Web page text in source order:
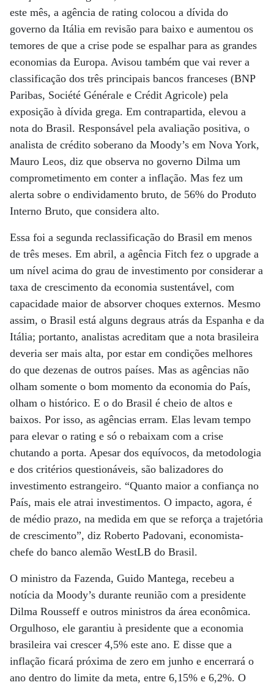
este mês, a agência de rating colocou a dívida do
governo da Itália em revisão para baixo e aumentou os
temores de que a crise pode se espalhar para as grandes
economias da Europa. Avisou também que vai rever a
classificação dos três principais bancos franceses (BNP
Paribas, Société Générale e Crédit Agricole) pela
exposição à dívida grega. Em contrapartida, elevou a
nota do Brasil. Responsável pela avaliação positiva, o
analista de crédito soberano da Moody’s em Nova York,
Mauro Leos, diz que observa no governo Dilma um
comprometimento em conter a inflação. Mas fez um
alerta sobre o endividamento bruto, de 56% do Produto
Interno Bruto, que considera alto.
Essa foi a segunda reclassificação do Brasil em menos
de três meses. Em abril, a agência Fitch fez o upgrade a
um nível acima do grau de investimento por considerar a
taxa de crescimento da economia sustentável, com
capacidade maior de absorver choques externos. Mesmo
assim, o Brasil está alguns degraus atrás da Espanha e da
Itália; portanto, analistas acreditam que a nota brasileira
deveria ser mais alta, por estar em condições melhores
do que dezenas de outros países. Mas as agências não
olham somente o bom momento da economia do País,
olham o histórico. E o do Brasil é cheio de altos e
baixos. Por isso, as agências erram. Elas levam tempo
para elevar o rating e só o rebaixam com a crise
chutando a porta. Apesar dos equívocos, da metodologia
e dos critérios questionáveis, são balizadores do
investimento estrangeiro. “Quanto maior a confiança no
País, mais ele atrai investimentos. O impacto, agora, é
de médio prazo, na medida em que se reforça a trajetória
de crescimento”, diz Roberto Padovani, economista-
chefe do banco alemão WestLB do Brasil.
O ministro da Fazenda, Guido Mantega, recebeu a
notícia da Moody’s durante reunião com a presidente
Dilma Rousseff e outros ministros da área econômica.
Orgulhoso, ele garantiu à presidente que a economia
brasileira vai crescer 4,5% este ano. E disse que a
inflação ficará próxima de zero em junho e encerrará o
ano dentro do limite da meta, entre 6,15% e 6,2%. O